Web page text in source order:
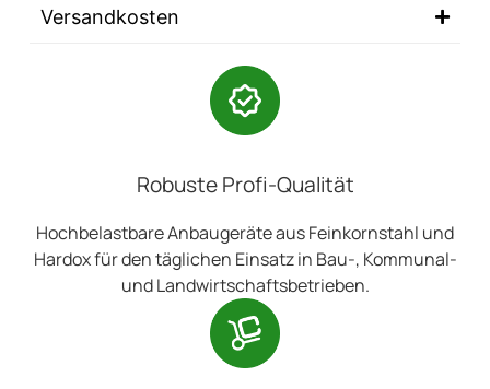
Versandkosten
Robuste Profi-Qualität
Hochbelastbare Anbaugeräte aus Feinkornstahl und
Hardox für den täglichen Einsatz in Bau-, Kommunal-
und Landwirtschaftsbetrieben.